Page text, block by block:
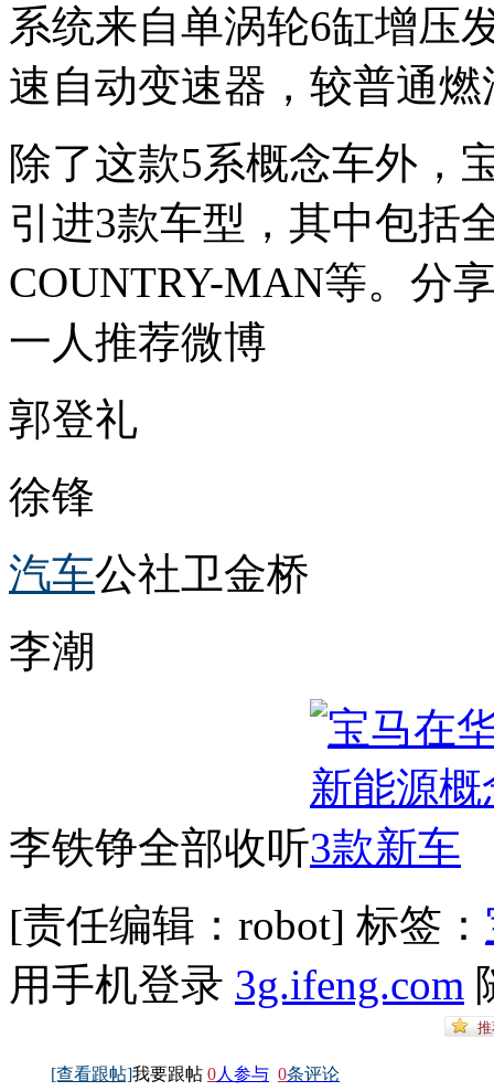
系统来自单涡轮6缸增压
速自动变速器，较普通
除了这款5系概念车外，
引进3款车型，其中包括
COUNTRY-MAN等。分
一人推荐微博
郭登礼
徐锋
汽车公社卫金桥
李潮
李铁铮全部收听
[责任编辑：robot] 标签：
用手机登录 3g.ifeng.com
[查看跟帖]我要跟帖 0人参与 0条评论